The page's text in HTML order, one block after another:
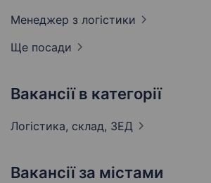
Менеджер з логістики
Ще посади
Вакансії в категорії
Логістика, склад, ЗЕД
Вакансії за містами